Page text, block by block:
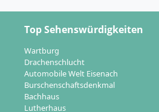
Top Sehenswürdigkeiten
Wartburg
Drachenschlucht
Automobile Welt Eisenach
Burschenschaftsdenkmal
Bachhaus
Lutherhaus